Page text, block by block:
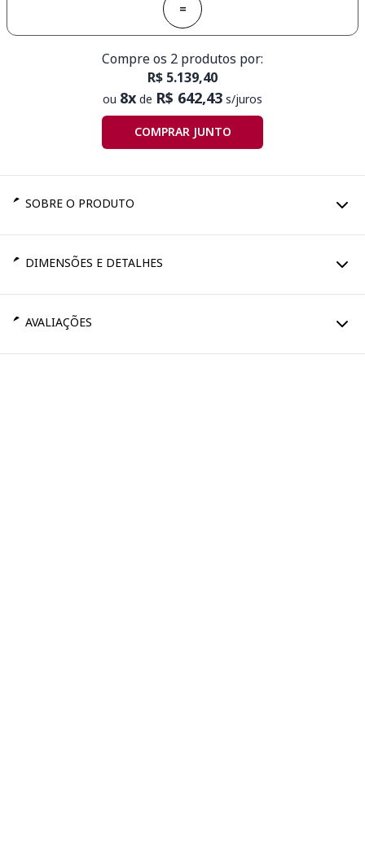
=
Compre os 2 produtos por:
R$ 5.139,40
ou 8x de R$ 642,43 s/juros
COMPRAR JUNTO
SOBRE O PRODUTO
DIMENSÕES E DETALHES
AVALIAÇÕES